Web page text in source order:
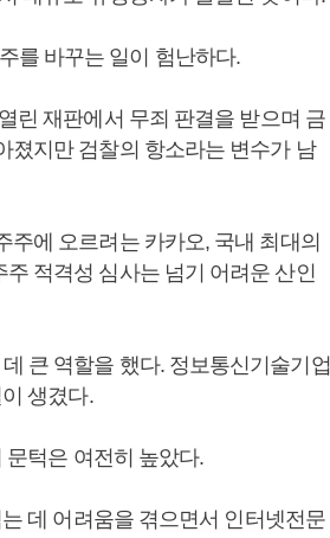
를 바꾸는 일이 험난하다.
린 재판에서 무죄 판결을 받으며 금
졌지만 검찰의 항소라는 변수가 남
주에 오르려는 카카오, 국내 최대의
적격성 심사는 넘기 어려운 산인
큰 역할을 했다. 정보통신기술기업
생겼다.
턱은 여전히 높았다.
데 어려움을 겪으면서 인터넷전문